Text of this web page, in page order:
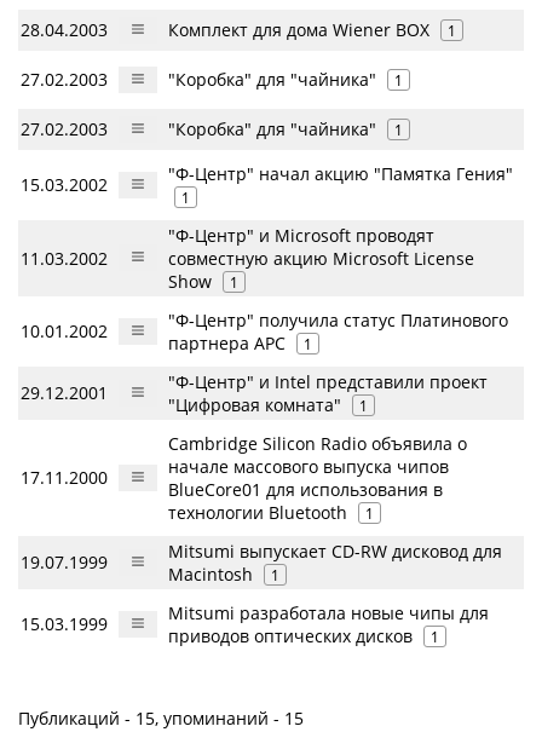
28.04.2003 Комплект для дома Wiener BOX 1
27.02.2003 "Коробка" для "чайника" 1
27.02.2003 "Коробка" для "чайника" 1
15.03.2002 "Ф-Центр" начал акцию "Памятка Гения"
1
11.03.2002
"Ф-Центр" и Microsoft проводят
совместную акцию Microsoft License
Show
1
10.01.2002
"Ф-Центр" получила статус Платинового
партнера APC
1
29.12.2001
"Ф-Центр" и Intel представили проект
"Цифровая комната"
1
17.11.2000
Cambridge Silicon Radio объявила о
начале массового выпуска чипов
BlueCore01 для использования в
технологии Bluetooth
1
19.07.1999
Mitsumi выпускает CD-RW дисковод для
Macintosh
1
15.03.1999
Mitsumi разработала новые чипы для
приводов оптических дисков
1
Публикаций - 15, упоминаний - 15